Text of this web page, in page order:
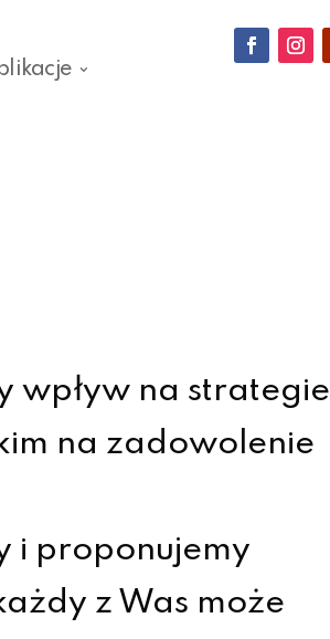
wpływ na strategie
na zadowolenie
i proponujemy
z Was może